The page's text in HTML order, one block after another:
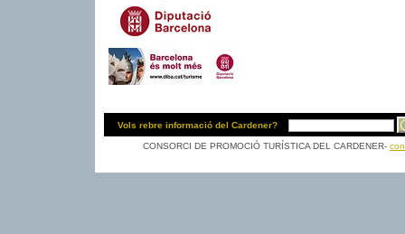
Vols rebre informació del Cardener?
CONSORCI DE PROMOCIÓ TURÍSTICA DEL CARDENER-